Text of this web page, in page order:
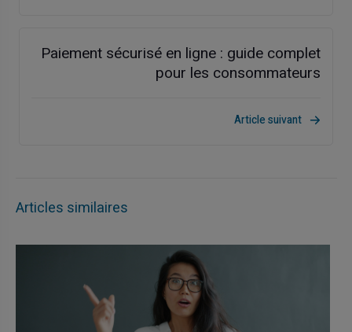
Paiement sécurisé en ligne : guide complet
pour les consommateurs
Article suivant
Articles similaires